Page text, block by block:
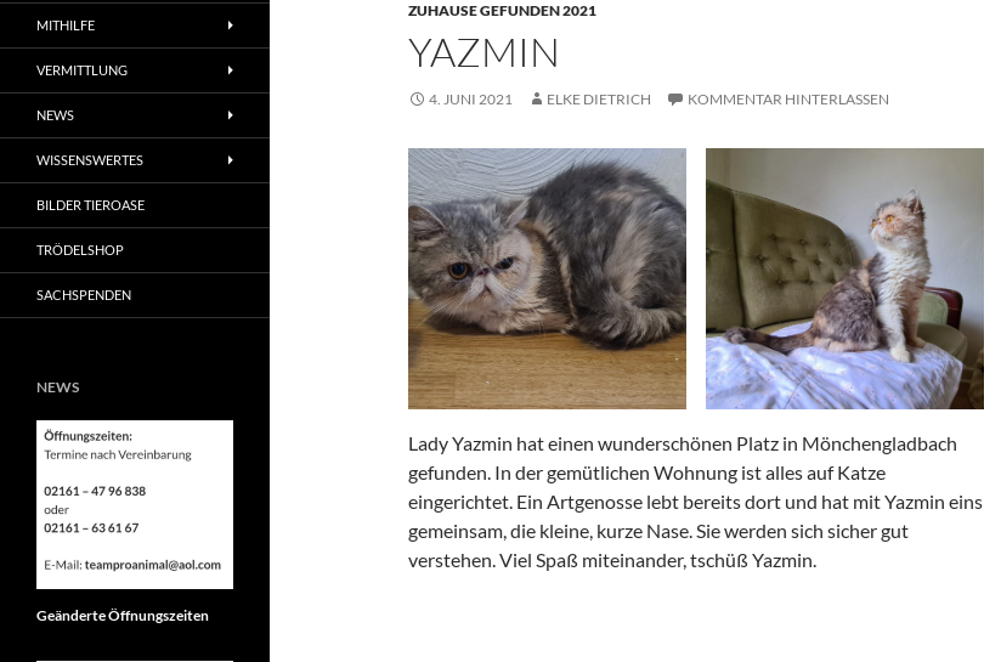
ZUHAUSE GEFUNDEN 2021
YAZMIN
4. JUNI 2021 ELKE DIETRICH KOMMENTAR HINTERLASSEN
Lady Yazmin hat einen wunderschönen Platz in Mönchengladbach
gefunden. In der gemütlichen Wohnung ist alles auf Katze
eingerichtet. Ein Artgenosse lebt bereits dort und hat mit Yazmin eins
gemeinsam, die kleine, kurze Nase. Sie werden sich sicher gut
verstehen. Viel Spaß miteinander, tschüß Yazmin.
MITHILFE
VERMITTLUNG
NEWS
WISSENSWERTES
BILDER TIEROASE
TRÖDELSHOP
SACHSPENDEN
NEWS
Geänderte Öffnungszeiten